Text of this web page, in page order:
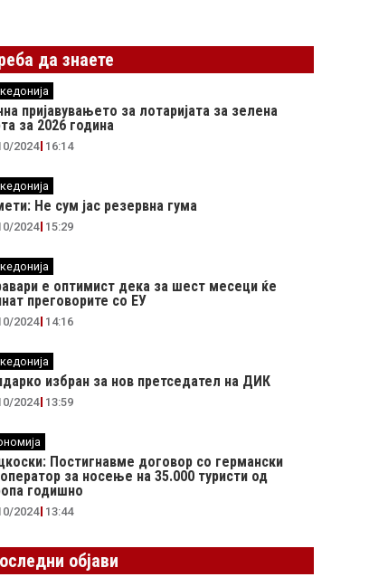
да знаете
пријавувањето за лотаријата за зелена
за 2026 година
2024 16:14
Не сум јас резервна гума
2024 15:29
e oптимист дека за шест месеци ќе
преговорите со ЕУ
2024 14:16
избран за нов претседател на ДИК
2024 13:59
Постигнавме договор со германски
за носење на 35.000 туристи од
годишно
2024 13:44
објави